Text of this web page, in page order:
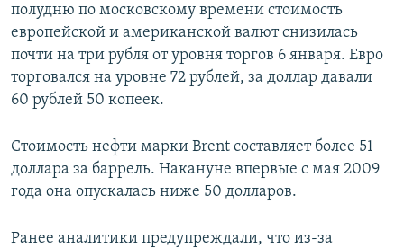
полудню по московскому времени стоимость
европейской и американской валют снизилась
почти на три рубля от уровня торгов 6 января. Евро
торговался на уровне 72 рублей, за доллар давали
60 рублей 50 копеек.
Стоимость нефти марки Brent составляет более 51
доллара за баррель. Накануне впервые с мая 2009
года она опускалась ниже 50 долларов.
Ранее аналитики предупреждали, что из-за